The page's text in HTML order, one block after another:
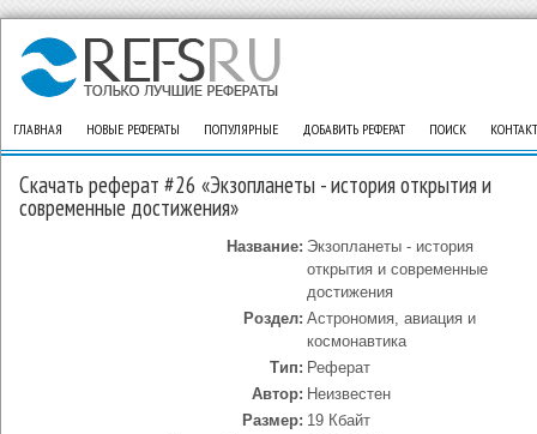
ГЛАВНАЯ НОВЫЕ РЕФЕРАТЫ ПОПУЛЯРНЫЕ ДОБАВИТЬ РЕФЕРАТ ПОИСК
Скачать реферат #26 «Экзопланеты - история открытия и
современные достижения»
Название: Экзопланеты - история
открытия и современные
достижения
Роздел: Астрономия, авиация и
космонавтика
Тип: Реферат
Автор: Неизвестен
Размер: 19 Кбайт